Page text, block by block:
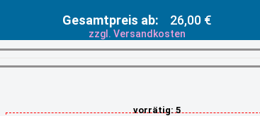
Gesamtpreis ab: 26,00 €
zzgl. Versandkosten
vorrätig: 5